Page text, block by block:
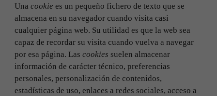
Una cookie es un pequeño fichero de texto que se
almacena en su navegador cuando visita casi
cualquier página web. Su utilidad es que la web sea
capaz de recordar su visita cuando vuelva a navegar
por esa página. Las cookies suelen almacenar
información de carácter técnico, preferencias
personales, personalización de contenidos,
estadísticas de uso, enlaces a redes sociales, acceso a